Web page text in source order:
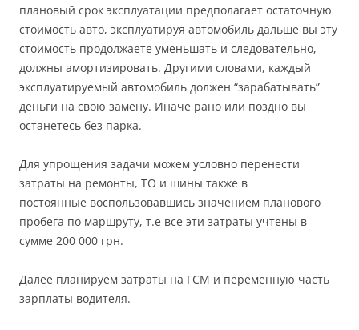
плановый срок эксплуатации предполагает остаточную
стоимость авто, эксплуатируя автомобиль дальше вы эту
стоимость продолжаете уменьшать и следовательно,
должны амортизировать. Другими словами, каждый
эксплуатируемый автомобиль должен “зарабатывать”
деньги на свою замену. Иначе рано или поздно вы
останетесь без парка.
Для упрощения задачи можем условно перенести
затраты на ремонты, ТО и шины также в
постоянные воспользовавшись значением планового
пробега по маршруту, т.е все эти затраты учтены в
сумме 200 000 грн.
Далее планируем затраты на ГСМ и переменную часть
зарплаты водителя.